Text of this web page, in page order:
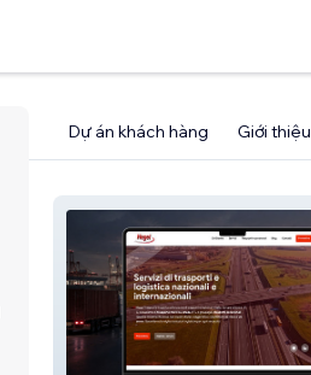
Dự án khách hàng Giới thiệu